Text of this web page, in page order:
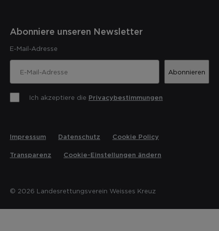
Abonniere unseren Newsletter
E-Mail-Adresse
Abonnieren
Ich akzeptiere die Privacybestimmungen
© 2026 Landesrettungsverein Weisses Kreuz
Impressum Datenschutz Cookie Policy
Transparenz Cookie-Einstellungen ändern